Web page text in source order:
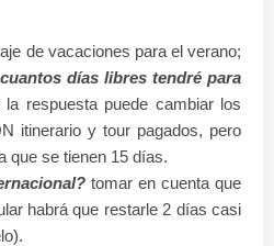
de vacaciones para el verano;
días libres tendré para
respuesta puede cambiar los
itinerario y tour pagados, pero
que se tienen 15 días.
tomar en cuenta que
habrá que restarle 2 días casi